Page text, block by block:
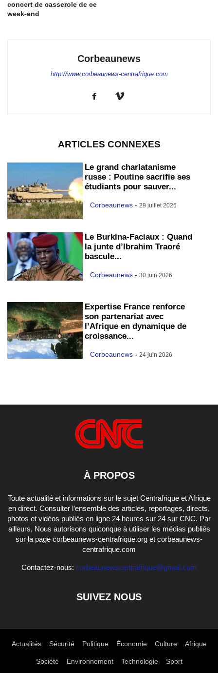
concert de casserole de ce
week-end
Corbeaunews
http://www.corbeaunews-centrafrique.com
ARTICLES CONNEXES
Le grand charlatanisme
russe : Poutine sacrifie ses
étudiants pour sauver...
Corbeaunews - 29 juillet 2026
Le Burkina-Faciaux : Quand
la junte d’Ibrahim Traoré
bascule...
Corbeaunews - 30 juin 2026
Expertise France renforce
son partenariat avec
l’Afrique en dynamique de
croissance...
Corbeaunews - 24 juin 2026
À PROPOS
Toute actualité et informations sur le sujet Centrafrique et Afrique
en direct. Consulter l’ensemble des articles, reportages, directs,
photos et vidéos publiés en ligne 24 heures sur 24 sur CNC. Par
ailleurs, Nous autorisons quiconque à utiliser les médias publiés
sur la page corbeaunews-centrafrique.org et corbeaunews-
centrafrique.com
Contactez-nous: corbeaunewscentrafrique@gmail.com
SUIVEZ NOUS
Actualités Sécurité Politique Économie Culture Afrique
Société Environnement Technologie Sport